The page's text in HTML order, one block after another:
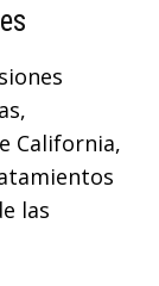
California,
las